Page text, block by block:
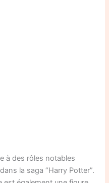
à des rôles notables
la saga “Harry Potter”.